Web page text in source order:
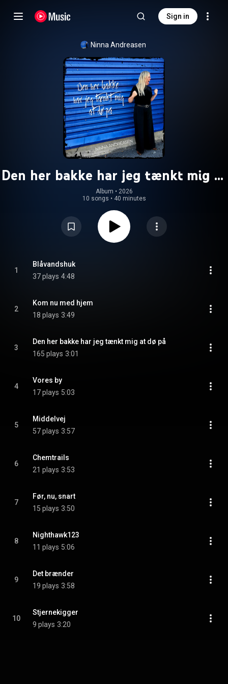
Sign in
Ninna Andreasen
Den her bakke har jeg tænkt mig at
dø på
Album • 2026
10 songs • 40 minutes
1
Blåvandshuk
37 plays 4:48
2
Kom nu med hjem
18 plays 3:49
3
Den her bakke har jeg tænkt mig at dø på
165 plays 3:01
4
Vores by
17 plays 5:03
5
Middelvej
57 plays 3:57
6
Chemtrails
21 plays 3:53
7
Før, nu, snart
15 plays 3:50
8
Nighthawk123
11 plays 5:06
9
Det brænder
19 plays 3:58
10
Stjernekigger
9 plays 3:20